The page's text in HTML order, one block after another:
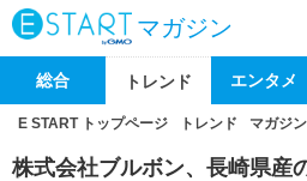
マガジン
総合 トレンド エンタメ
E START トップページ トレンド マガジン
株式会社ブルボン、長崎県産